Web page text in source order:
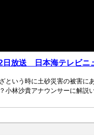
日放送 日本海テレビニ
という時に土砂災害の被害に
小林沙貴アナウンサーに解説